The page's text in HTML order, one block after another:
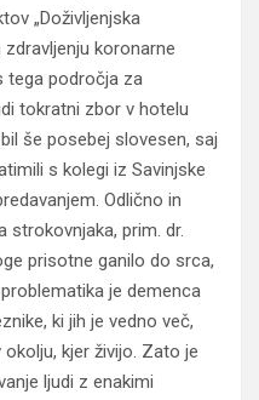
„Doživljenjska
koronarne
tega področja za
tokratni zbor v hotelu
še posebej slovesen, saj
s kolegi iz Savinjske
Odlično in
strokovnjaka, prim. dr.
prisotne ganilo do srca,
je demenca
ki jih je vedno več,
kjer živijo. Zato je
ljudi z enakimi